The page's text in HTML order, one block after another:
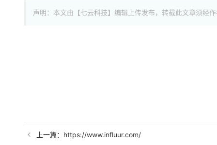
声明：本文由【七云科技】编辑上传发布，转载此文章须经
上一篇：https://www.influur.com/